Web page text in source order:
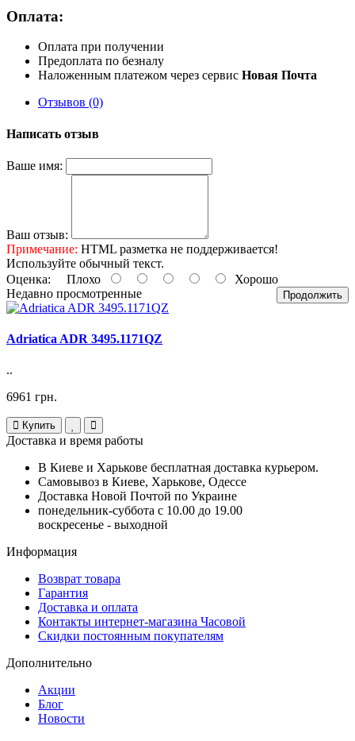
Оплата:
Оплата при получении
Предоплата по безналу
Наложенным платежом через сервис Новая Почта
Отзывов (0)
Написать отзыв
Ваше имя:
Ваш отзыв:
Примечание: HTML разметка не поддерживается!
Используйте обычный текст.
Оценка: Плохо Хорошо
Продолжить
Недавно просмотренные
Adriatica ADR 3495.1171QZ
..
6961 грн.
Купить
Доставка и время работы
В Киеве и Харькове бесплатная доставка курьером.
Самовывоз в Киеве, Харькове, Одессе
Доставка Новой Почтой по Украине
понедельник-суббота с 10.00 до 19.00
воскресенье - выходной
Информация
Возврат товара
Гарантия
Доставка и оплата
Контакты интернет-магазина Часовой
Скидки постоянным покупателям
Дополнительно
Акции
Блог
Новости